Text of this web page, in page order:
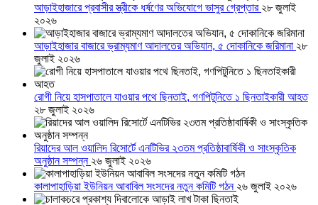
আড়াইহাজারে প্রবাসীর স্ত্রীকে ধর্ষণের অভিযোগে ভাসুর গ্রেপ্তার ২৮ জুলাই
২০২৬
আড়াইহাজার বাজারে ভ্রাম্যমাণ আদালতের অভিযান, ৫ দোকানিকে জরিমানা ২৮
জুলাই ২০২৬
রোগী নিয়ে হাসপাতালে যাওয়ার পথে ছিনতাই, গণপিটুনিতে ১ ছিনতাইকারী আহত
২৮ জুলাই ২০২৬
রিয়াদের আল ওয়ালিদ রিসোর্টে এনটিভির ২৩তম প্রতিষ্ঠাবার্ষিকী ও সাংস্কৃতিক
অনুষ্ঠান সম্পন্ন ২৬ জুলাই ২০২৬
কালাপাহাড়িয়া ইউনিয়ন আবাবিল সংসদের নতুন কমিটি গঠন ২৬ জুলাই ২০২৬